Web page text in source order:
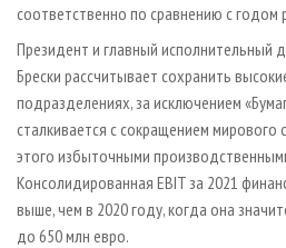
соответственно по сравнению с годом
Президент и главный исполнительный
Брески рассчитывает сохранить
подразделениях, за исключением
сталкивается с сокращением
этого избыточными
Консолидированная EBIT за 2021
выше, чем в 2020 году, когда она
до 650 млн евро.